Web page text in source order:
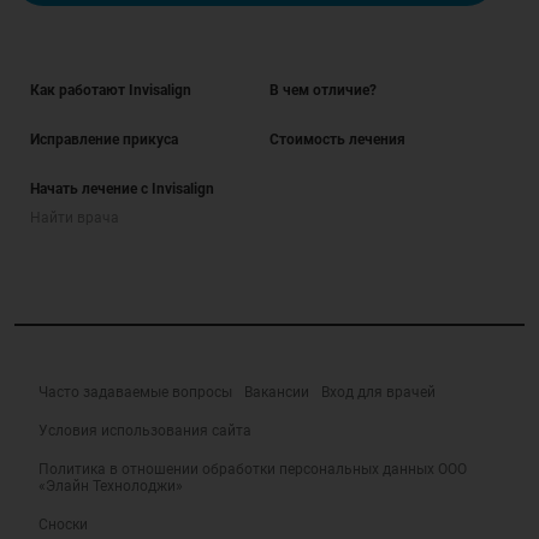
Как работают Invisalign В чем отличие?
Исправление прикуса Стоимость лечения
Начать лечение с Invisalign
Часто задаваемые вопросы Вакансии Вход для врачей
Условия использования сайта
Политика в отношении обработки персональных данных ООО
«Элайн Технолоджи»
Сноски